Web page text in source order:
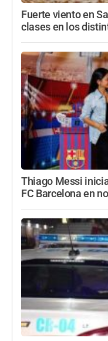
Fuerte viento en
clases en los
Thiago Messi
FC Barcelona en